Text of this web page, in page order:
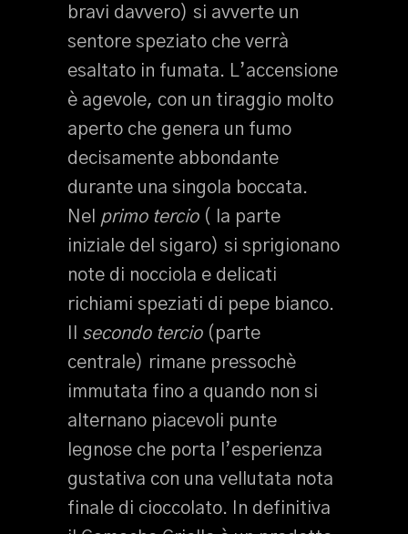
bravi davvero) si avverte un
sentore speziato che verrà
esaltato in fumata. L’accensione
è agevole, con un tiraggio molto
aperto che genera un fumo
decisamente abbondante
durante una singola boccata.
Nel primo tercio( la parte
iniziale del sigaro) si sprigionano
note di nocciola e delicati
richiami speziati di pepe bianco.
secondo tercio(parte
centrale) rimane pressochè
immutata fino a quando non si
alternano piacevoli punte
legnose che porta l’esperienza
gustativa con una vellutata nota
finale di cioccolato. In definitiva